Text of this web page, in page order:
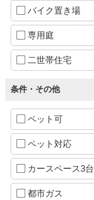
バイク置き場
専用庭
二世帯住宅
条件・その他
ペット可
ペット対応
カースペース3台
都市ガス